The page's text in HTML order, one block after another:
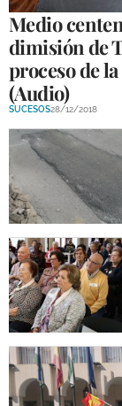
OCIO
COFRADÍAS
DEPORTES
DEPORTE BASE
OPINIÓN
VENTANA
CÓRDOBA
PROVINCIA
SUBBÉTICA
SALUD
Medio
dimisión de
proceso de
(Audio)
SUCESOS28/12/2018